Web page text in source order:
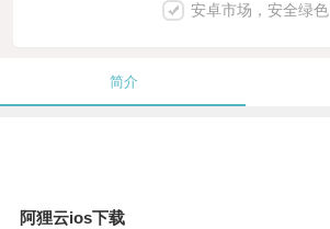
安卓市场，安全绿色
简介
阿狸云ios下载